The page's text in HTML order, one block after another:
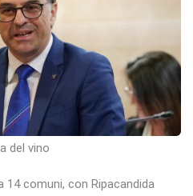
del vino
comuni, con Ripacandida